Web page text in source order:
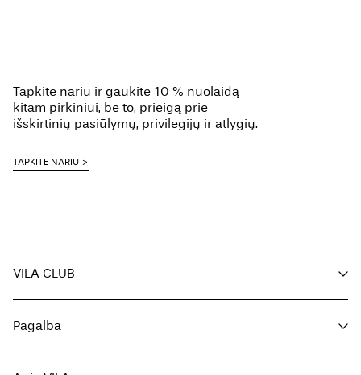
Tapkite nariu ir gaukite 10 % nuolaidą
kitam pirkiniui, be to, prieigą prie
išskirtinių pasiūlymų, privilegijų ir atlygių.
TAPKITE NARIU
VILA CLUB
Tapkite nariu
Mano paskyra
Pagalba